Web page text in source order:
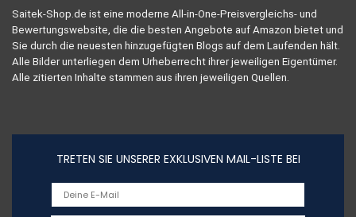
Saitek-Shop.de ist eine moderne All-in-One-Preisvergleichs- und
Bewertungswebsite, die die besten Angebote auf Amazon bietet und
Sie durch die neuesten hinzugefügten Blogs auf dem Laufenden hält.
Alle Bilder unterliegen dem Urheberrecht ihrer jeweiligen Eigentümer.
Alle zitierten Inhalte stammen aus ihren jeweiligen Quellen.
TRETEN SIE UNSERER EXKLUSIVEN MAIL-LISTE BEI